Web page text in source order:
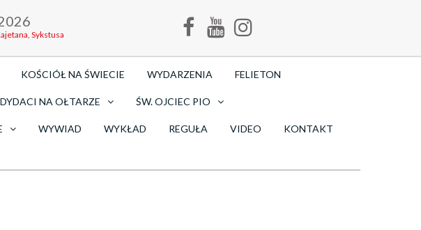
Sykstusa
KOŚCIÓŁ NA ŚWIECIE WYDARZENIA FELIETON
NA OŁTARZE ŚW. OJCIEC PIO
WYWIAD WYKŁAD REGUŁA VIDEO KONTAKT